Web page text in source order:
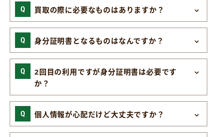
買取の際に必要なものはありますか？
身分証明書となるものはなんですか？
2回目の利用ですが身分証明書は必要です
か？
個人情報が心配だけど大丈夫ですか？